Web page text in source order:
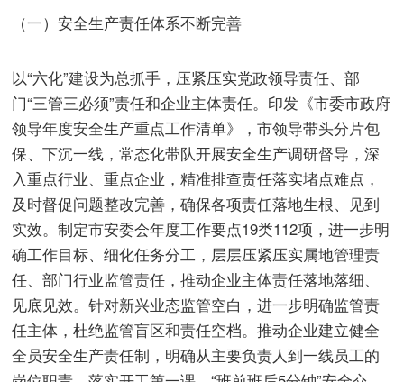
（一）安全生产责任体系不断完善
以“六化”建设为总抓手，压紧压实党政领导责任、部
门“三管三必须”责任和企业主体责任。印发《市委市政府
领导年度安全生产重点工作清单》，市领导带头分片包
保、下沉一线，常态化带队开展安全生产调研督导，深
入重点行业、重点企业，精准排查责任落实堵点难点，
及时督促问题整改完善，确保各项责任落地生根、见到
实效。制定市安委会年度工作要点19类112项，进一步明
确工作目标、细化任务分工，层层压紧压实属地管理责
任、部门行业监管责任，推动企业主体责任落地落细、
见底见效。针对新兴业态监管空白，进一步明确监管责
任主体，杜绝监管盲区和责任空档。推动企业建立健全
全员安全生产责任制，明确从主要负责人到一线员工的